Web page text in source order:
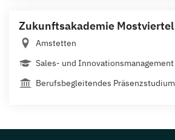
Zukunftsakademie Mostviertel
Amstetten
Sales- und Innovationsmanagement
Berufsbegleitendes Präsenzstudium